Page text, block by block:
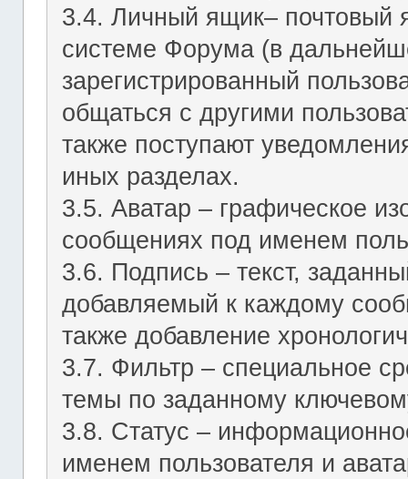
3.4. Личный ящик– почтовый
системе Форума (в
зарегистрированный
общаться с другими
также поступают
иных разделах.
3.5. Аватар – графическое
сообщениях под именем
3.6. Подпись – текст,
добавляемый к каждому
также добавление
3.7. Фильтр – специальное
темы по заданному
3.8. Статус –
именем пользователя и